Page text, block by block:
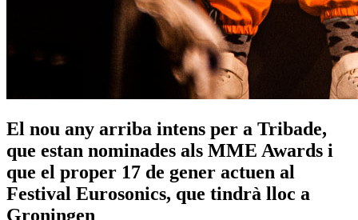
El nou any arriba intens per a Tribade,
que estan nominades als MME Awards i
que el proper 17 de gener actuen al
Festival Eurosonics, que tindrà lloc a
Groningen